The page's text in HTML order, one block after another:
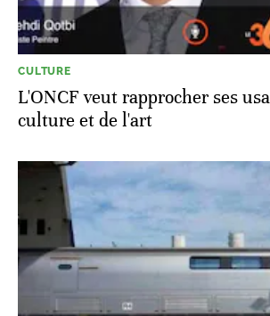
CULTURE
L'ONCF veut rapprocher ses
culture et de l'art